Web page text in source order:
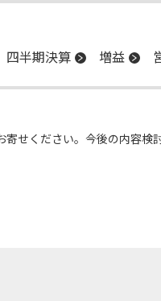
四半期決算 増益
せください。今後の内容検